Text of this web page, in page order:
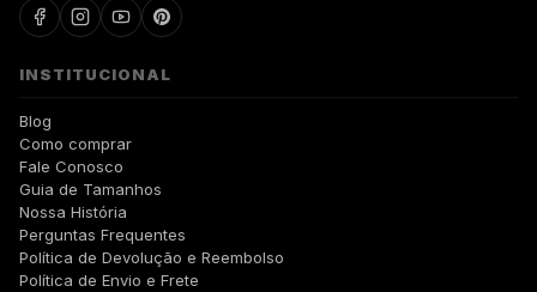
INSTITUCIONAL
Blog
Como comprar
Fale Conosco
Guia de Tamanhos
Nossa História
Perguntas Frequentes
Política de Devolução e Reembolso
Política de Envio e Frete